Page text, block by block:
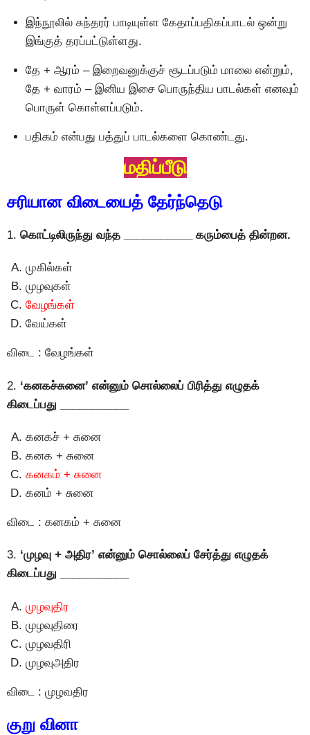
இந்நூலில் சுந்தரர் பாடியுள்ள கேதாப்பதிகப்பாடல் ஒன்று
இங்குத் தரப்பட்டுள்ளது.
தே + ஆரம் – இறைவனுக்குச் சூடப்படும் மாலை என்றும்,
தே + வாரம் – இனிய இசை பொருந்திய பாடல்கள் எனவும்
பொருள் கொள்ளப்படும்.
பதிகம் என்பது பத்துப் பாடல்களை கொண்டது.
மதிப்பீடு
சரியான விடையைத் தேர்ந்தெடு
1. கொட்டிலிருந்து வந்த ___________ கரும்பைத் தின்றன.
முகில்கள்
முழவுகள்
வேழங்கள்
வேய்கள்
விடை : வேழங்கள்
2. ‘கனகச்சுனை’ என்னும் சொல்லைப் பிரித்து எழுதக்
கிடைப்பது ___________
கனகச் + சுனை
கனக + சுனை
கனகம் + சுனை
கனம் + சுனை
விடை : கனகம் + சுனை
3. ‘முழவு + அதிர’ என்னும் சொல்லைப் சேர்த்து எழுதக்
கிடைப்பது ___________
முழவுதிர
முழவுதிரை
முழவதிரி
முழவுஅதிர
விடை : முழவதிர
குறு வினா